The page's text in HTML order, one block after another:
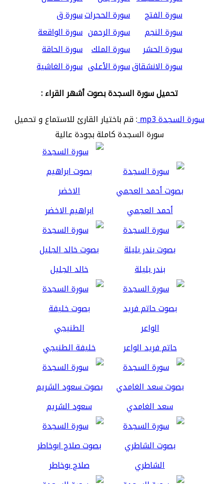
سورة الفتح
سورة الحجراتسورة ق
سورة النجم
سورة الرحمن سورة الواقعة
سورة الحشر
سورة الملك سورة الحاقة
سورة الانشقاقسورة الأعلى سورة الغاشية
تحميل سورة السجدة بصوت أشهر القراء :
سورة السجدة mp3
: قم باختيار القارئ للاستماع و تحميل
سورة السجدة كاملة بجودة عالية
أحمد العجمي ابراهيم الاخضر
بندر بليلة خالد الجليل
حاتم فريد الواعر خليفة الطنيجي
سعد الغامدي سعود الشريم
الشاطري صلاح بوخاطر